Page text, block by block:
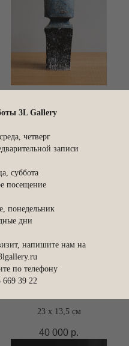
3L Gallery
четверг
записи
суббота
посещение
понедельник
дни
напишите нам на
по телефону
669 39 22
40 000
23 х 13,5 см
40 000 р.